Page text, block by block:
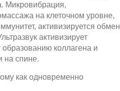
Микровибрация,
на клеточном уровне,
активизируется обмен
активизирует
образованию коллагена и
на спине.
как одновременно